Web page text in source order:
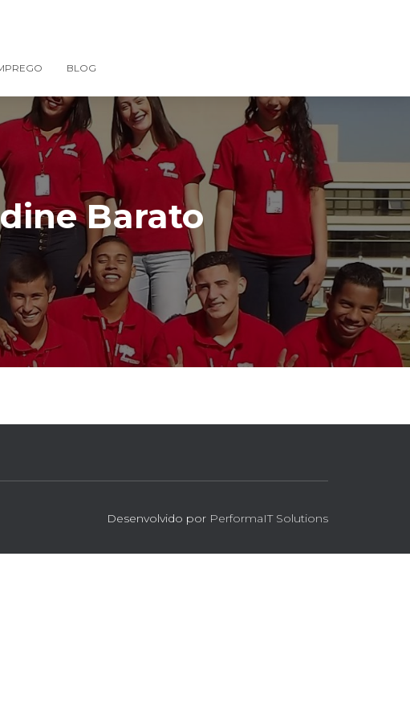
BLOG
Barato
Desenvolvido por PerformaIT Solutions